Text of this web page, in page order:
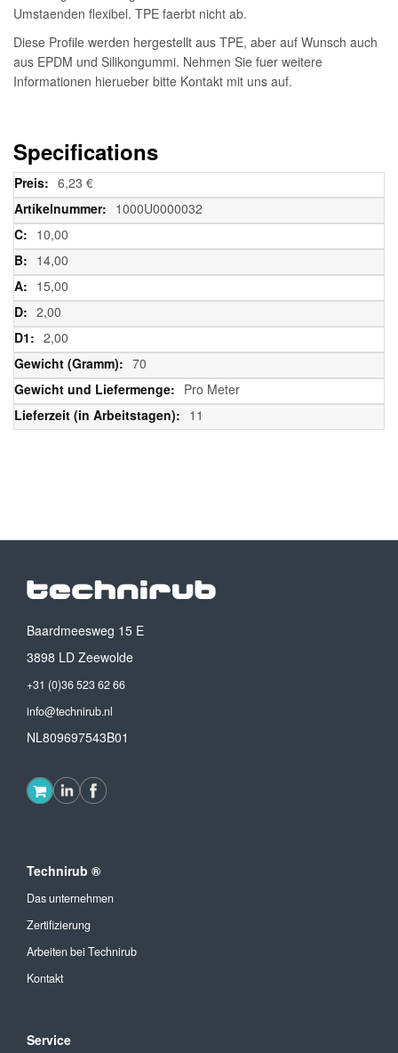
Umstaenden flexibel. TPE faerbt nicht ab.
Diese Profile werden hergestellt aus TPE, aber auf Wunsch auch
aus EPDM und Silikongummi. Nehmen Sie fuer weitere
Informationen hierueber bitte Kontakt mit uns auf.
Specifications
Weitere
Informationen
6,23 €
1000U0000032
10,00
14,00
15,00
2,00
2,00
70
Pro Meter
11
Baardmeesweg 15 E
3898 LD Zeewolde
+31 (0)36 523 62 66
info@technirub.nl
NL809697543B01
Technirub ®
Das unternehmen
Zertifizierung
Arbeiten bei Technirub
Kontakt
Service